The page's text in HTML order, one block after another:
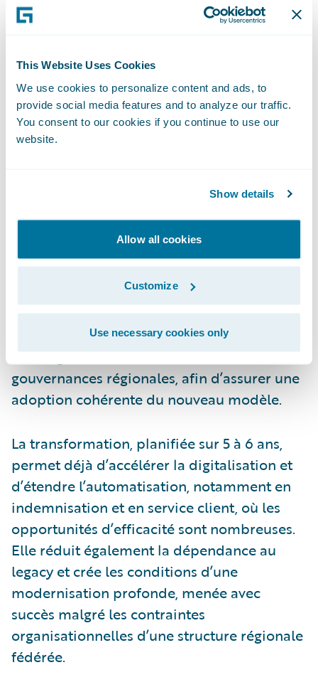
This Website Uses Cookies
We use cookies to personalize content and ads, to
provide social media features and to analyze our traffic.
You consent to our cookies if you continue to use our
website.
Show details
Allow all cookies
Customize
Use necessary cookies only
LocalTapiola a adopté une stratégie en deux
temporairement leur cycle de vie en on-
commerciales basculent directement sur
Guidewire Cloud en greenfield. Une fois la
migration des lignes privées achevée sur le
transférées vers le cloud. Cette approche
contrainte par l’obsolescence du legacy, tout
en accélérant la standardisation et
l’industrialisation des opérations.
Cette modernisation s’accompagne d’un
important travail de communication interne
et d’alignement entre les différentes
gouvernances régionales, afin d’assurer une
adoption cohérente du nouveau modèle.
La transformation, planifiée sur 5 à 6 ans,
permet déjà d’accélérer la digitalisation et
d’étendre l’automatisation, notamment en
indemnisation et en service client, où les
opportunités d’efficacité sont nombreuses.
Elle réduit également la dépendance au
legacy et crée les conditions d’une
modernisation profonde, menée avec
succès malgré les contraintes
organisationnelles d’une structure régionale
fédérée.